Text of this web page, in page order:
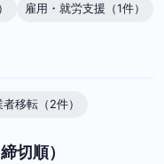
雇用・就労支援（1件）
移転（2件）
切順）